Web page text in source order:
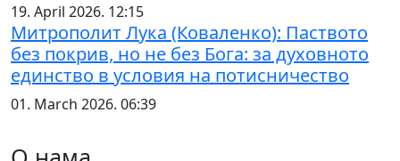
19. April 2026. 12:15
Митрополит Лука (Коваленко): Паството
без покрив, но не без Бога: за духовното
единство в условия на потисничество
01. March 2026. 06:39